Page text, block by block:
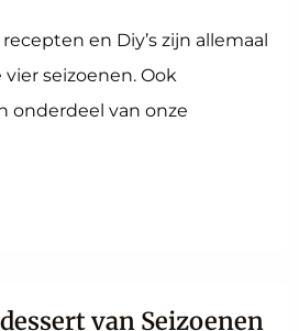
en Diy’s zijn allemaal
seizoenen. Ook
onderdeel van onze
van Seizoenen